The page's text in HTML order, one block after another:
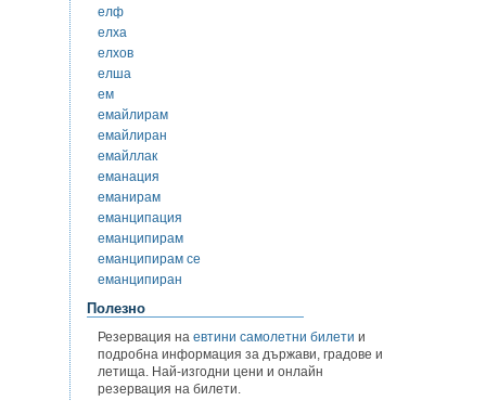
елф
елха
елхов
елша
ем
емайлирам
емайлиран
емайллак
еманация
еманирам
еманципация
еманципирам
еманципирам се
еманципиран
Полезно
Резервация на евтини самолетни билети и
подробна информация за държави, градове и
летища. Най-изгодни цени и онлайн
резервация на билети.